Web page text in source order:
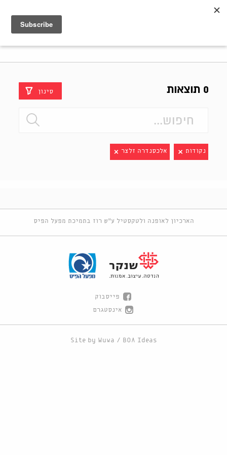
0 תוצאות סינון
נקודות אלכסנדרה זלצר
הארכיון לאופנה ולטקסטיל ע"ש רוז בתמיכת מפעל הפיס
פייסבוק
אינסטגרם
Site by Wuwa / BOA Ideas